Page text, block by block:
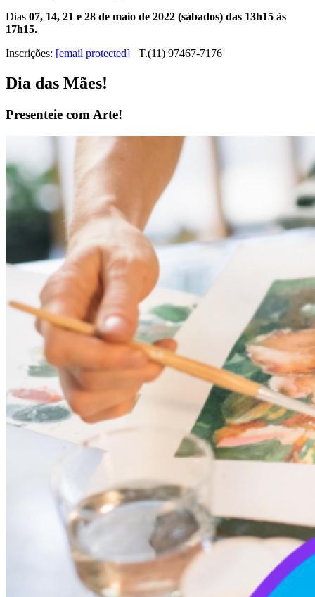
Dias 07, 14, 21 e 28 de maio de 2022 (sábados) das 13h15 às
17h15.
Inscrições: [email protected] T.(11) 97467-7176
Dia das Mães!
Presenteie com Arte!